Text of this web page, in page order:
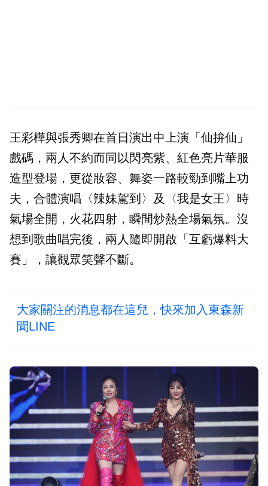
王彩樺與張秀卿在首日演出中上演「仙拚仙」
戲碼，兩人不約而同以閃亮紫、紅色亮片華服
造型登場，更從妝容、舞姿一路較勁到嘴上功
夫，合體演唱〈辣妹駕到〉及〈我是女王〉時
氣場全開，火花四射，瞬間炒熱全場氣氛。沒
想到歌曲唱完後，兩人隨即開啟「互虧爆料大
賽」，讓觀眾笑聲不斷。
大家關注的消息都在這兒，快來加入東森新
聞LINE